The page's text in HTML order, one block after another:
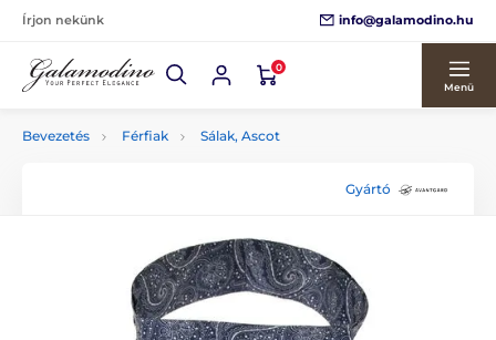
Írjon nekünk info@galamodino.hu
0
Menü
Bevezetés Férfiak Sálak, Ascot
Gyártó